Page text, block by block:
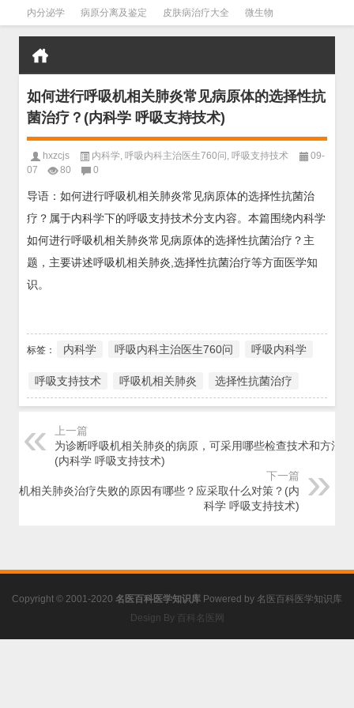
内分泌学 病原分离及鉴定 皮肤病治疗大全 微生物
皮肤病学 男科学 血液病学 心血管 口腔医学 禁戒毒品
如何进行呼吸机相关肺炎常见病原体的选择性抗
菌治疗？(内科学 呼吸支持技术)
hxzcjs 内科学, 呼吸内科主治医生760问 , 呼吸支持技术
09-
07
80 0
导语：如何进行呼吸机相关肺炎常见病原体的选择性抗菌治
疗？属于内科学下的呼吸支持技术分支内容。本篇围绕内科学
如何进行呼吸机相关肺炎常见病原体的选择性抗菌治疗？主
题，主要讲述呼吸机相关肺炎,选择性抗菌治疗等方面医学知
识。
标签： 内科学 呼吸内科主治医生760问 呼吸内科学
呼吸支持技术 呼吸机相关肺炎 选择性抗菌治疗
上一篇
为诊断呼吸机相关肺炎的病原，可采用哪些检查技术和方法？
(内科学 呼吸支持技术)
下一篇
吸机相关肺炎治疗失败的原因有哪些？应采取什么对策？(内
科学 呼吸支持技术)
Copyright © 2001-2020 名医百科医学知识库 Powered by 名医百科医学知识库
Design By 百科名医网